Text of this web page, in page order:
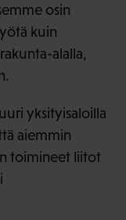
osin
kuin
alalla,
yksityisaloilla
aiemmin
toimineet liitot